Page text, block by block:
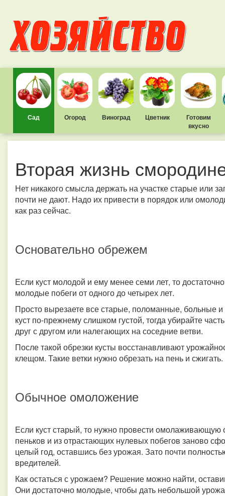
Сад Огород Виноград Цветник
Готовим
вкусно
Вторая жизнь
Нет никакого смысла держать на участке старые или
почти не дают. Надо их привести в порядок или
как раз сейчас.
Основательно обрежем
Если куст молодой и ему менее семи лет, то
молодые побеги от одного до четырех лет.
Просто вырезаете все старые, поломанные, больные и
куст по-прежнему слишком густой, тогда убирайте
друг с другом или налегающих на соседние ветви.
После такой обрезки кусты восстанавливают
клещом. Такие ветки нужно обрезать на пень и сжигать.
Обычное омоложение
Если куст старый, то нужно провести омолаживающую
пеньков и из отрастающих нулевых побегов заново
целый год, оставшись без урожая. Зато почти
вредителей.
Как остаться с урожаем? Решение можно найти,
Они достаточно молодые, чтобы дать небольшой